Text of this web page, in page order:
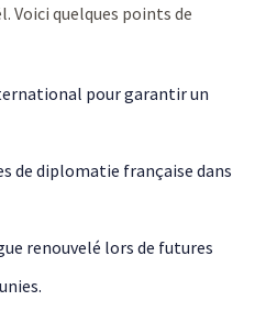
Voici quelques points de
pour garantir un
de diplomatie française dans
renouvelé lors de futures